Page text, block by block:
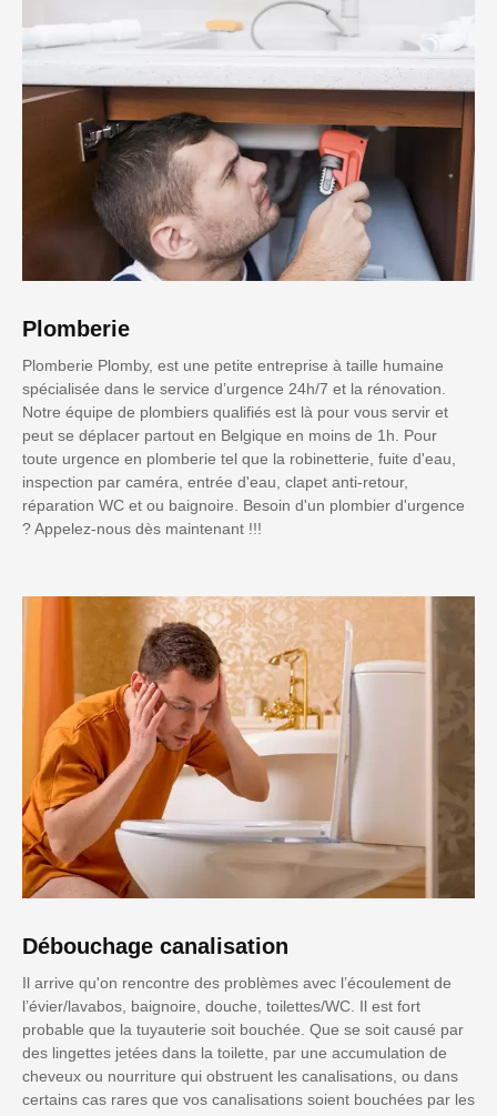
Plomberie
Plomberie Plomby, est une petite entreprise à taille humaine
spécialisée dans le service d’urgence 24h/7 et la rénovation.
Notre équipe de plombiers qualifiés est là pour vous servir et
peut se déplacer partout en Belgique en moins de 1h. Pour
toute urgence en plomberie tel que la robinetterie, fuite d'eau,
inspection par caméra, entrée d'eau, clapet anti-retour,
réparation WC et ou baignoire. Besoin d'un plombier d'urgence
? Appelez-nous dès maintenant !!!
Débouchage canalisation
Il arrive qu'on rencontre des problèmes avec l’écoulement de
l’évier/lavabos, baignoire, douche, toilettes/WC. Il est fort
probable que la tuyauterie soit bouchée. Que se soit causé par
des lingettes jetées dans la toilette, par une accumulation de
cheveux ou nourriture qui obstruent les canalisations, ou dans
certains cas rares que vos canalisations soient bouchées par les